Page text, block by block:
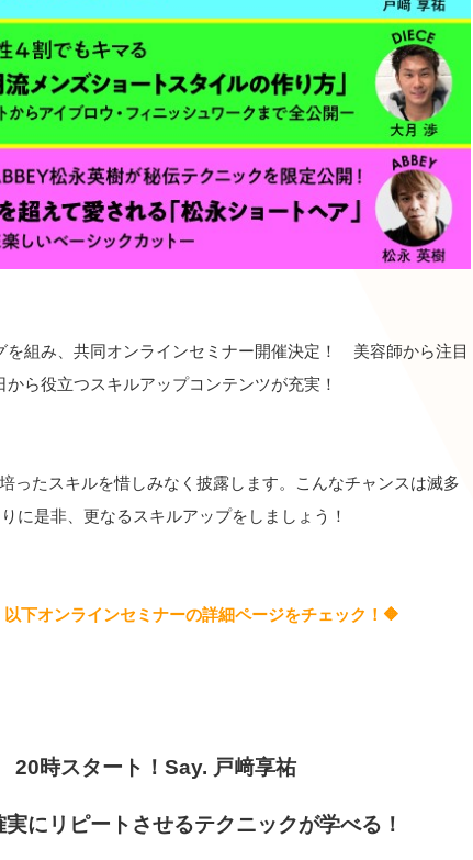
を組み、共同オンラインセミナー開催決定！ 美容師から注目
ら役立つスキルアップコンテンツが充実！
ったスキルを惜しみなく披露します。こんなチャンスは滅多
に是非、更なるスキルアップをしましょう！
下オンラインセミナーの詳細ページをチェック！🔶
20時スタート！Say. 戸﨑享祐
実にリピートさせるテクニックが学べる！